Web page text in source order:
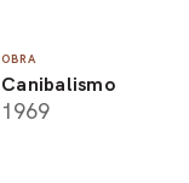
OBRA
Canibalismo
1969